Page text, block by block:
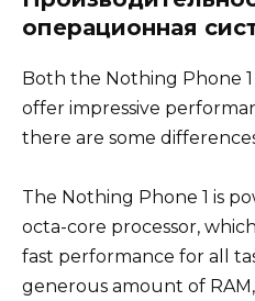
операционная
Both the Nothing Phone
offer impressive
there are some
The Nothing Phone 1 is
octa-core processor,
fast performance for all
generous amount of